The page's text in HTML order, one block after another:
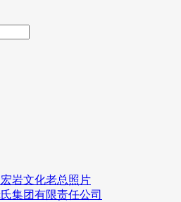
岩文化老总照片
集团有限责任公司